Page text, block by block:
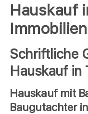
Hauskauf
Schriftliche
Hauskauf in
Hauskauf mit
Baugutachter